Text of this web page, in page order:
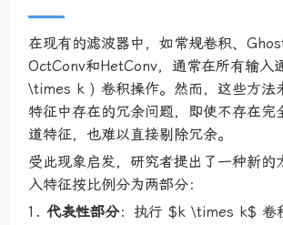
在现有的滤波器中，如常规卷积、
OctConv和HetConv，通常在所有输入
\times k ) 卷积操作。然而，这些方法
特征中存在的冗余问题，即使不存在完
道特征，也难以直接剔除冗余。
受此现象启发，研究者提出了一种新的
入特征按比例分为两部分：
代表性部分：执行 $k \times k$ 卷